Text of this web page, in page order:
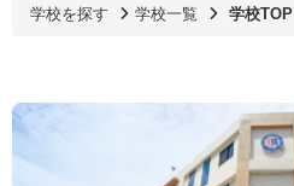
学校を探す 学校一覧 学校TOP